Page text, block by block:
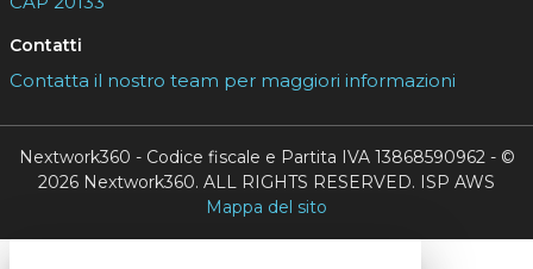
Contatti
Contatta il nostro team per maggiori informazioni
Nextwork360 - Codice fiscale e Partita IVA 13868590962 - ©
2026 Nextwork360. ALL RIGHTS RESERVED. ISP AWS
Mappa del sito